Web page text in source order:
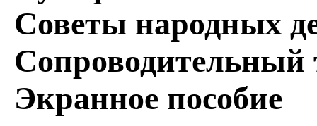
Советы народных
Сопроводительный
Экранное пособие